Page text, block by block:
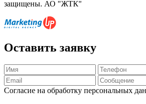
защищены. АО "ЖТК"
Оставить заявку
Согласие на обработку персональных